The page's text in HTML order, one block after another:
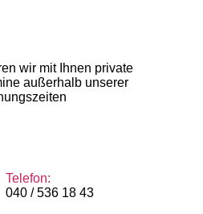
wir mit Ihnen private
außerhalb unserer
Telefon:
040 / 536 18 43